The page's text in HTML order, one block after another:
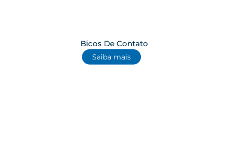
Bicos De Contato
Saiba mais